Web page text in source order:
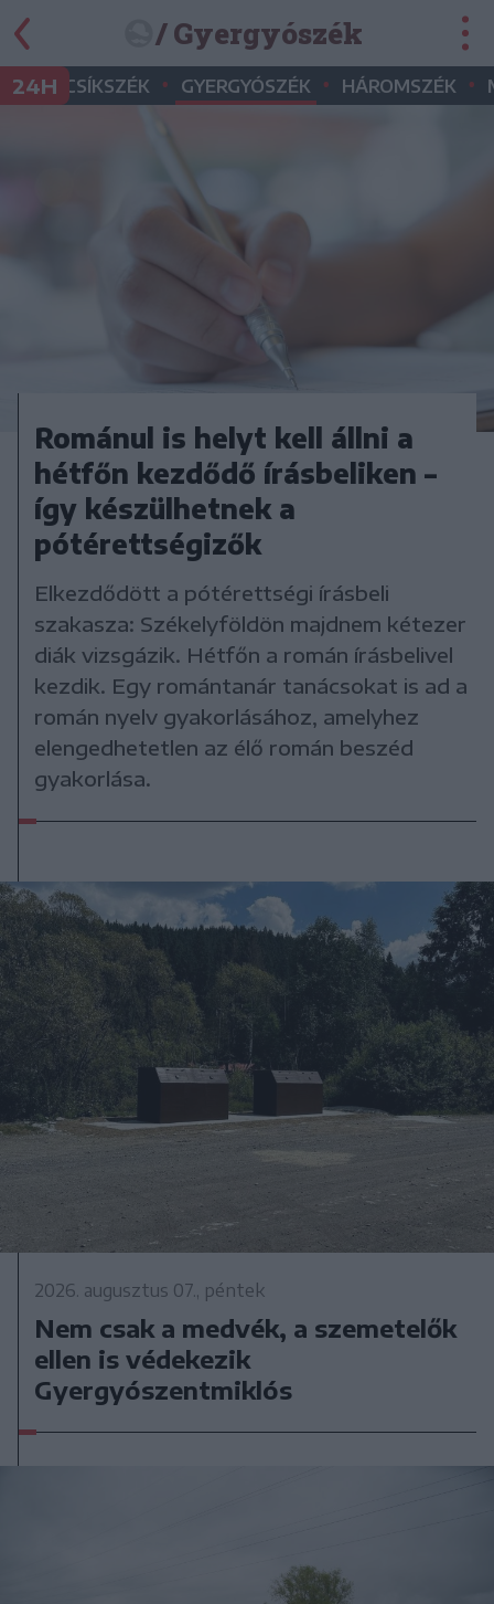
/ Gyergyószék
24H CSÍKSZÉK • GYERGYÓSZÉK • HÁROMSZÉK •
Románul is helyt kell állni a
hétfőn kezdődő írásbeliken –
így készülhetnek a
pótérettségizők
Elkezdődött a pótérettségi írásbeli
szakasza: Székelyföldön majdnem kétezer
diák vizsgázik. Hétfőn a román írásbelivel
kezdik. Egy romántanár tanácsokat is ad a
román nyelv gyakorlásához, amelyhez
elengedhetetlen az élő román beszéd
gyakorlása.
2026. augusztus 07., péntek
Nem csak a medvék, a szemetelők
ellen is védekezik
Gyergyószentmiklós